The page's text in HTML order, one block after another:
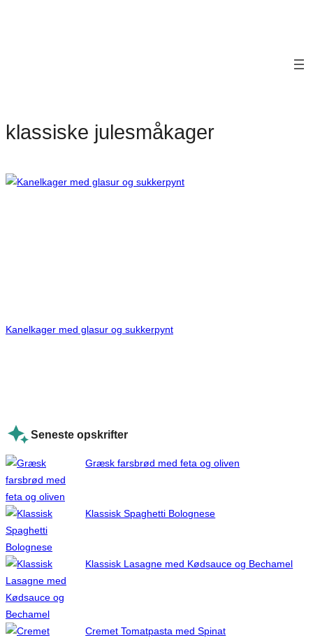
klassiske julesmåkager
Kanelkager med glasur og sukkerpynt
Seneste opskrifter
Græsk farsbrød med feta og oliven
Klassisk Spaghetti Bolognese
Klassisk Lasagne med Kødsauce og Bechamel
Cremet Tomatpasta med Spinat